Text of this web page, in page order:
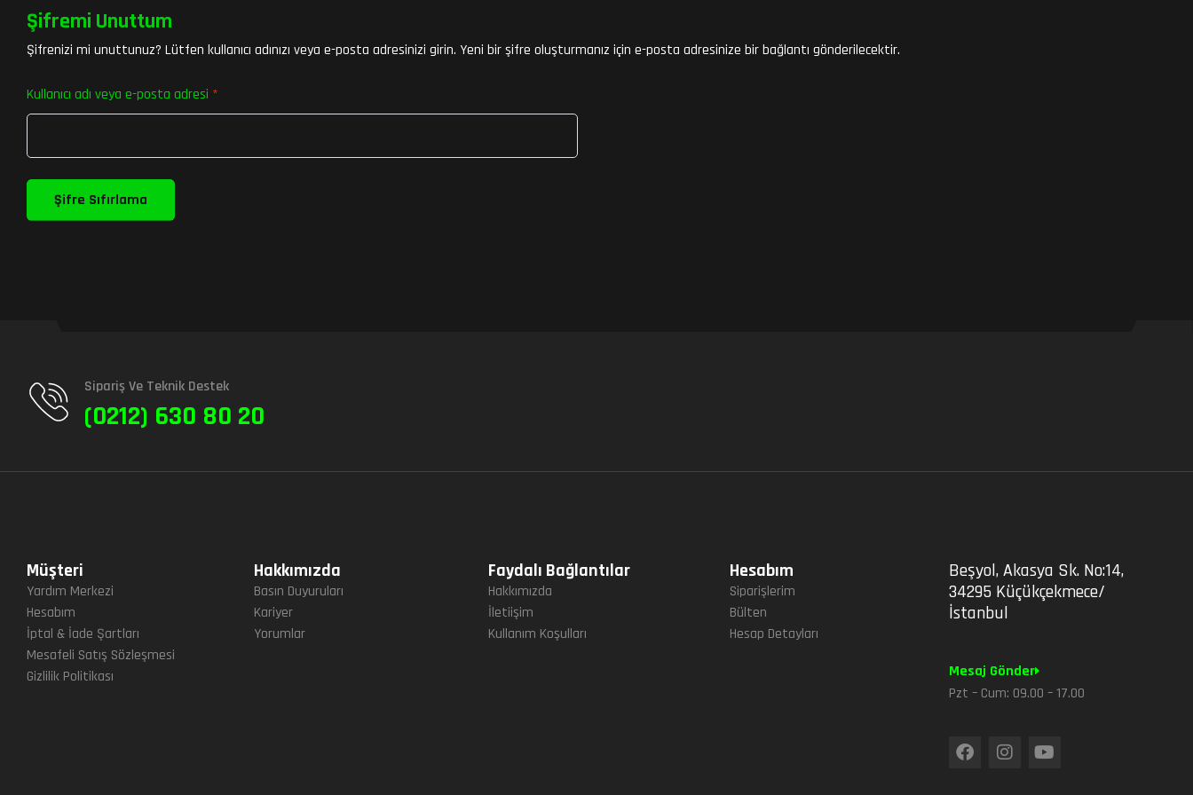
Şifremi Unuttum
Şifrenizi mi unuttunuz? Lütfen kullanıcı adınızı veya e-posta adresinizi girin. Yeni bir şifre oluşturmanız için e-posta adresinize bir bağlantı gönderilecektir.
Kullanıcı adı veya e-posta adresi *
Şifre Sıfırlama
Sipariş Ve Teknik Destek
(0212) 630 80 20
Müşteri
Yardım Merkezi
Hesabım
İptal & İade Şartları
Mesafeli Satış Sözleşmesi
Gizlilik Politikası
Hakkımızda
Basın Duyuruları
Kariyer
Yorumlar
Faydalı Bağlantılar
Hakkımızda
İletiişim
Kullanım Koşulları
Hesabım
Siparişlerim
Bülten
Hesap Detayları
Beşyol, Akasya Sk. No:14,
34295 Küçükçekmece/
İstanbul
Mesaj Gönder
Pzt – Cum: 09.00 – 17.00